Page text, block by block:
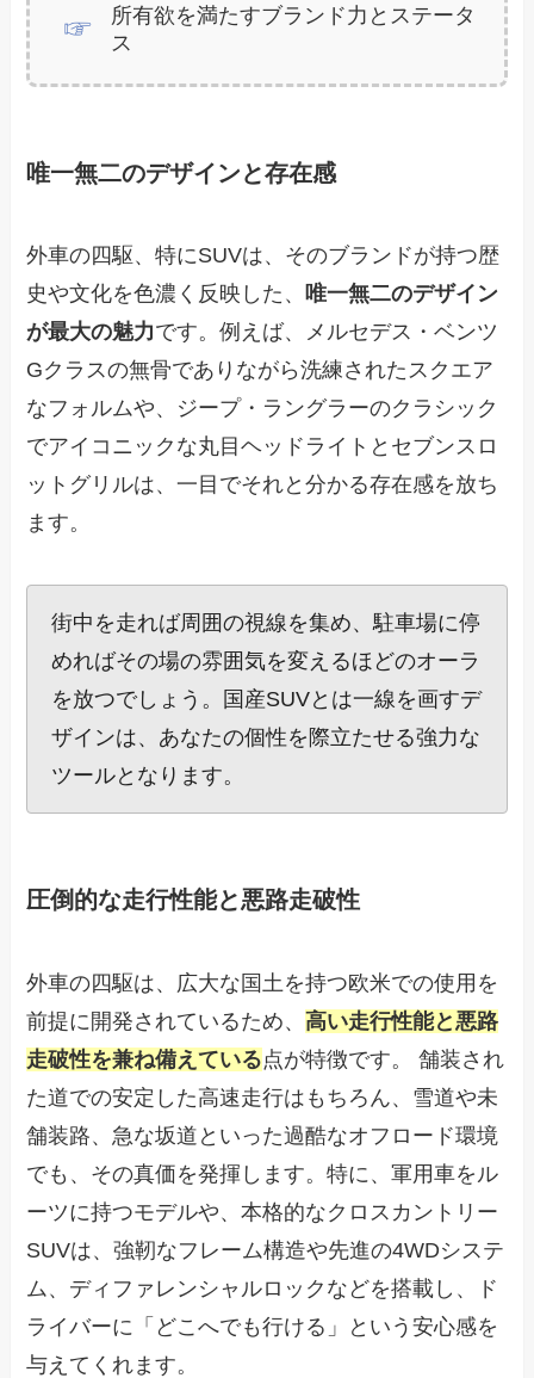
所有欲を満たすブランド力とステータ
ス
唯一無二のデザインと存在感
外車の四駆、特にSUVは、そのブランドが持つ歴
史や文化を色濃く反映した、唯一無二のデザイン
が最大の魅力です。例えば、メルセデス・ベンツ
Gクラスの無骨でありながら洗練されたスクエア
なフォルムや、ジープ・ラングラーのクラシック
でアイコニックな丸目ヘッドライトとセブンスロ
ットグリルは、一目でそれと分かる存在感を放ち
ます。
街中を走れば周囲の視線を集め、駐車場に停
めればその場の雰囲気を変えるほどのオーラ
を放つでしょう。国産SUVとは一線を画すデ
ザインは、あなたの個性を際立たせる強力な
ツールとなります。
圧倒的な走行性能と悪路走破性
外車の四駆は、広大な国土を持つ欧米での使用を
前提に開発されているため、高い走行性能と悪路
走破性を兼ね備えている点が特徴です。 舗装され
た道での安定した高速走行はもちろん、雪道や未
舗装路、急な坂道といった過酷なオフロード環境
でも、その真価を発揮します。特に、軍用車をル
ーツに持つモデルや、本格的なクロスカントリー
SUVは、強靭なフレーム構造や先進の4WDシステ
ム、ディファレンシャルロックなどを搭載し、ド
ライバーに「どこへでも行ける」という安心感を
与えてくれます。